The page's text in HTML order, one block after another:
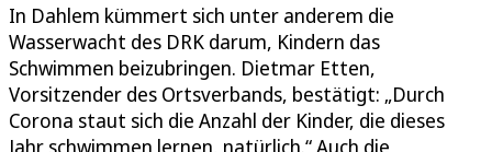
In Dahlem kümmert sich unter anderem die
Wasserwacht des DRK darum, Kindern das
Schwimmen beizubringen. Dietmar Etten,
Vorsitzender des Ortsverbands, bestätigt: „Durch
Corona staut sich die Anzahl der Kinder, die dieses
Jahr schwimmen lernen, natürlich.“ Auch die